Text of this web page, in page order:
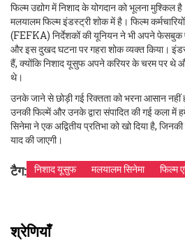
फिल्म उद्योग में निशाद के योगदान को भूलना
मलयालम फिल्म इंडस्ट्री शोक में है। फिल्म
(FEFKA) निर्देशकों की यूनियन ने भी अपने फेसबुक
और इस दुखद घटना पर गहरा शोक व्यक्त किया।
हैं, क्योंकि निशाद यूसुफ अपने करियर के चरम पर थे
थे।
उनके जाने से छोड़ी गई रिक्तता को भरना आसान नहीं
उनकी फिल्में और उनके द्वारा संपादित की गई कला में
सिनेमा ने एक अद्वितीय प्रतिभा को खो दिया है,
याद की जाएगी।
टैग: निशाद यूसुफ मलयालम सिनेमा फिल्म
श्रेणियाँ